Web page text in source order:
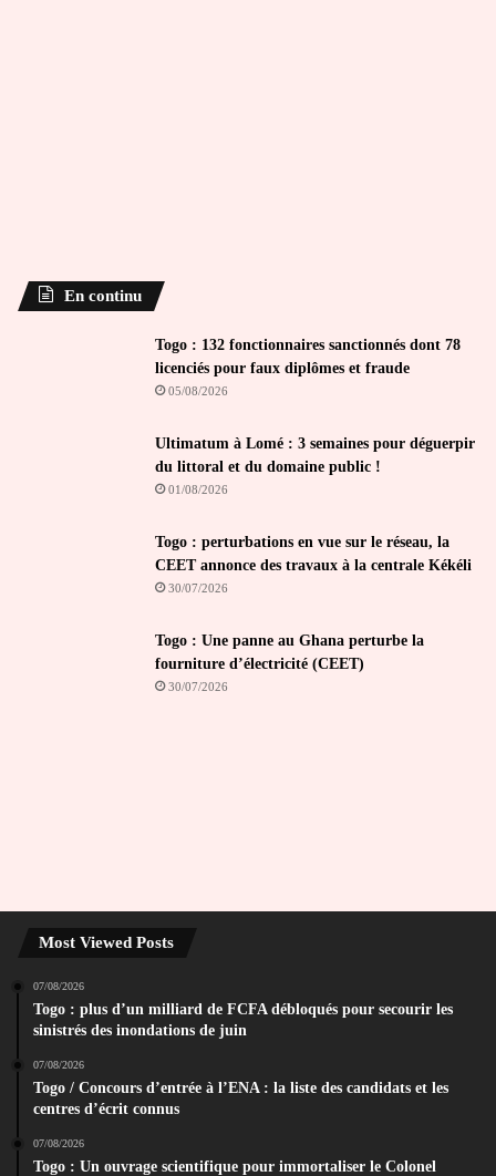
En continu
Togo : 132 fonctionnaires sanctionnés dont 78
licenciés pour faux diplômes et fraude
05/08/2026
Ultimatum à Lomé : 3 semaines pour déguerpir
du littoral et du domaine public !
01/08/2026
Togo : perturbations en vue sur le réseau, la
CEET annonce des travaux à la centrale Kékéli
30/07/2026
Togo : Une panne au Ghana perturbe la
fourniture d’électricité (CEET)
30/07/2026
Most Viewed Posts
07/08/2026
Togo : plus d’un milliard de FCFA débloqués pour secourir les
sinistrés des inondations de juin
07/08/2026
Togo / Concours d’entrée à l’ENA : la liste des candidats et les
centres d’écrit connus
07/08/2026
Togo : Un ouvrage scientifique pour immortaliser le Colonel